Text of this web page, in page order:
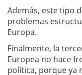
Además, este tipo
problemas
Europa.
Finalmente, la
Europea no hace
política, porque ya